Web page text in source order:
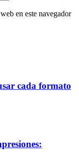
en este navegador
cada formato